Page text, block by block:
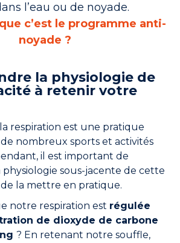
l’eau ou de noyade.
c’est le programme anti-
noyade ?
la physiologie de
à retenir votre
respiration est une pratique
nombreux sports et activités
il est important de
sous-jacente de cette
la mettre en pratique.
notre respiration est régulée
de dioxyde de carbone
? En retenant notre souffle,